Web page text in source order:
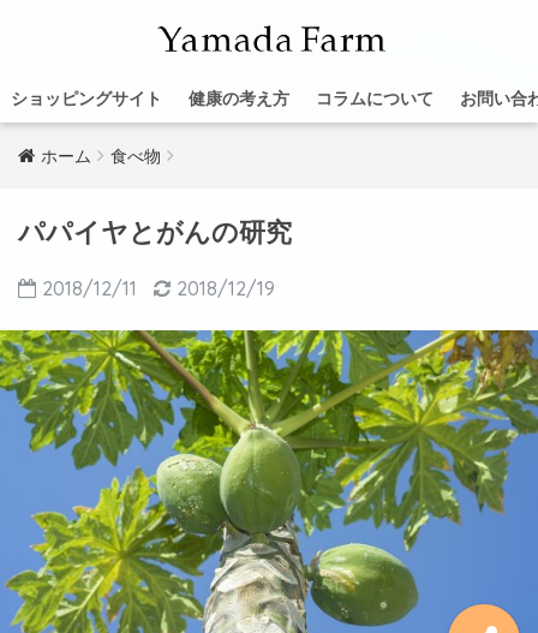
ショッピングサイト 健康の考え方 コラムについて お問い合
ホーム 食べ物
パパイヤとがんの研究
2018/12/11 2018/12/19